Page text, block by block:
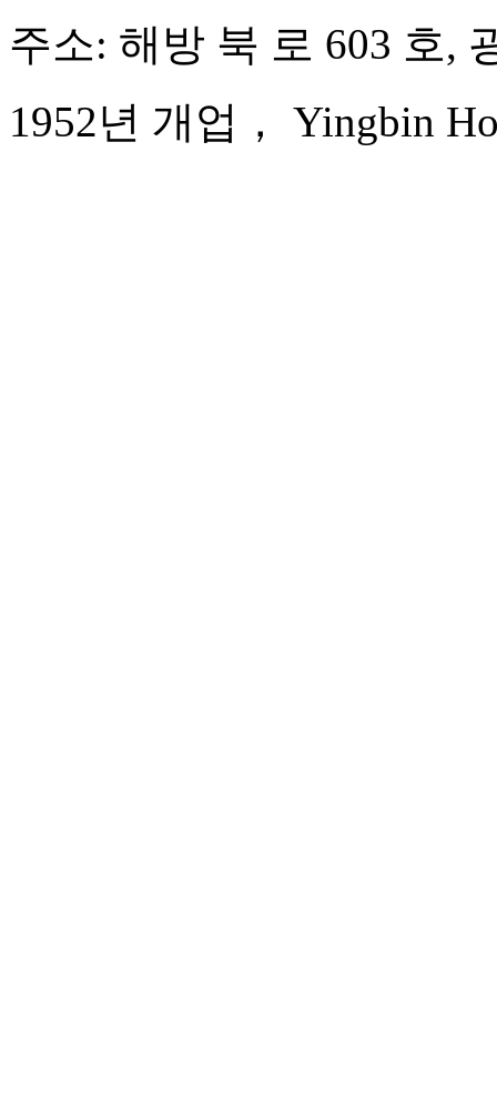
주소: 해방 북 로 603 호,
1952년 개업， Yingbin